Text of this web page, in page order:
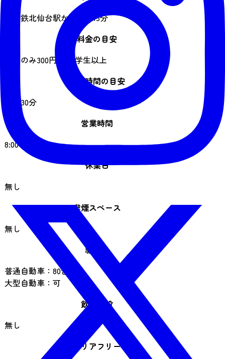
地下鉄北仙台駅から徒歩15分
料金の目安
庭園のみ300円 ※小学生以上
見学時間の目安
20〜30分
営業時間
8:00～17:00
休業日
無し
喫煙スペース
無し
駐車場
普通自動車：80台
大型自動車：可
飲食施設
無し
バリアフリー